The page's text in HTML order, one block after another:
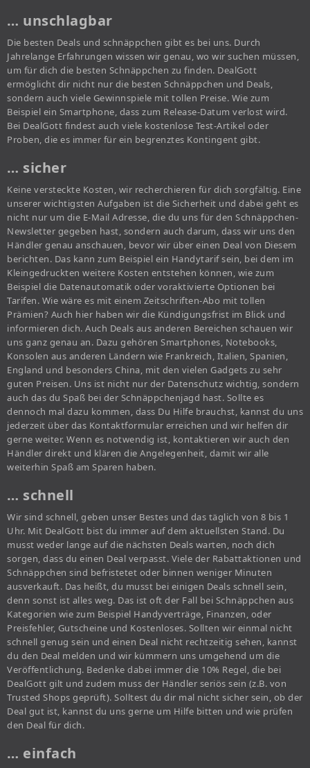
… unschlagbar
Die besten Deals und schnäppchen gibt es bei uns. Durch
Jahrelange Erfahrungen wissen wir genau, wo wir suchen müssen,
um für dich die besten Schnäppchen zu finden. DealGott
ermöglicht dir nicht nur die besten Schnäppchen und Deals,
sondern auch viele Gewinnspiele mit tollen Preise. Wie zum
Beispiel ein Smartphone, dass zum Release-Datum verlost wird.
Bei DealGott findest auch viele kostenlose Test-Artikel oder
Proben, die es immer für ein begrenztes Kontingent gibt.
… sicher
Keine versteckte Kosten, wir recherchieren für dich sorgfältig. Eine
unserer wichtigsten Aufgaben ist die Sicherheit und dabei geht es
nicht nur um die E-Mail Adresse, die du uns für den Schnäppchen-
Newsletter gegeben hast, sondern auch darum, dass wir uns den
Händler genau anschauen, bevor wir über einen Deal von Diesem
berichten. Das kann zum Beispiel ein Handytarif sein, bei dem im
Kleingedruckten weitere Kosten entstehen können, wie zum
Beispiel die Datenautomatik oder voraktivierte Optionen bei
Tarifen. Wie wäre es mit einem Zeitschriften-Abo mit tollen
Prämien? Auch hier haben wir die Kündigungsfrist im Blick und
informieren dich. Auch Deals aus anderen Bereichen schauen wir
uns ganz genau an. Dazu gehören Smartphones, Notebooks,
Konsolen aus anderen Ländern wie Frankreich, Italien, Spanien,
England und besonders China, mit den vielen Gadgets zu sehr
guten Preisen. Uns ist nicht nur der Datenschutz wichtig, sondern
auch das du Spaß bei der Schnäppchenjagd hast. Sollte es
dennoch mal dazu kommen, dass Du Hilfe brauchst, kannst du uns
jederzeit über das Kontaktformular erreichen und wir helfen dir
gerne weiter. Wenn es notwendig ist, kontaktieren wir auch den
Händler direkt und klären die Angelegenheit, damit wir alle
weiterhin Spaß am Sparen haben.
… schnell
Wir sind schnell, geben unser Bestes und das täglich von 8 bis 1
Uhr. Mit DealGott bist du immer auf dem aktuellsten Stand. Du
musst weder lange auf die nächsten Deals warten, noch dich
sorgen, dass du einen Deal verpasst. Viele der Rabattaktionen und
Schnäppchen sind befristetet oder binnen weniger Minuten
ausverkauft. Das heißt, du musst bei einigen Deals schnell sein,
denn sonst ist alles weg. Das ist oft der Fall bei Schnäppchen aus
Kategorien wie zum Beispiel Handyverträge, Finanzen, oder
Preisfehler, Gutscheine und Kostenloses. Sollten wir einmal nicht
schnell genug sein und einen Deal nicht rechtzeitig sehen, kannst
du den Deal melden und wir kümmern uns umgehend um die
Veröffentlichung. Bedenke dabei immer die 10% Regel, die bei
DealGott gilt und zudem muss der Händler seriös sein (z.B. von
Trusted Shops geprüft). Solltest du dir mal nicht sicher sein, ob der
Deal gut ist, kannst du uns gerne um Hilfe bitten und wie prüfen
den Deal für dich.
… einfach